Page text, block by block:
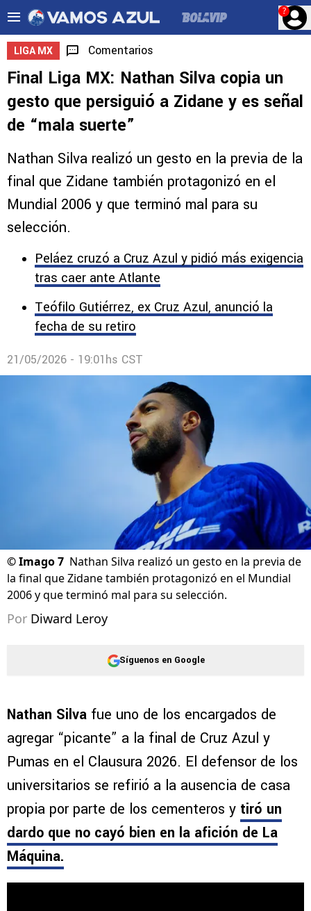
?
LIGA MX Comentarios
Final Liga MX: Nathan Silva copia un
gesto que persiguió a Zidane y es señal
de “mala suerte”
Nathan Silva realizó un gesto en la previa de la
final que Zidane también protagonizó en el
Mundial 2006 y que terminó mal para su
selección.
Peláez cruzó a Cruz Azul y pidió más exigencia
tras caer ante Atlante
Teófilo Gutiérrez, ex Cruz Azul, anunció la
fecha de su retiro
21/05/2026 - 19:01hs CST
©Imago 7 Nathan Silva realizó un gesto en la previa de
la final que Zidane también protagonizó en el Mundial
2006 y que terminó mal para su selección.
Por Diward Leroy
Síguenos en Google
Nathan Silva fue uno de los encargados de
agregar “picante” a la final de Cruz Azul y
Pumas en el Clausura 2026. El defensor de los
universitarios se refirió a la ausencia de casa
propia por parte de los cementeros y tiró un
dardo que no cayó bien en la afición de La
Máquina.